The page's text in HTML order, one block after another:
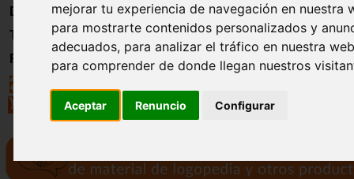
mejorar tu experiencia de navegación en nuestra
para mostrarte contenidos personalizados y
adecuados, para analizar el tráfico en nuestra
para comprender de donde llegan nuestros
Aceptar Renuncio Configurar
Directorio
Trabajo
Registro